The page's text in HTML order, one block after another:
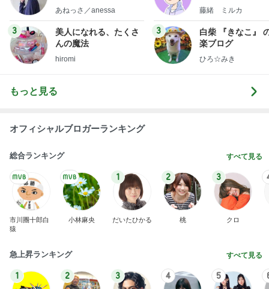
little minimalist's bea
あねっさ／anessa
3
美人になれる、たくさ
んの魔法
hiromi
藤緒 ミルカ
3
白柴 『きなこ』
楽ブログ
ひろ☆みき
もっと見る
オフィシャルブロガーランキング
総合ランキング すべて見る
市川團十郎白
猿
小林麻央
1
だいたひかる
2
桃
3
クロ
急上昇ランキング すべて見る
1 2 3 4 5